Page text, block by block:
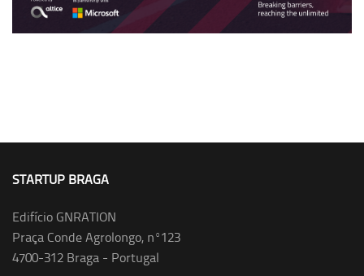
STARTUP BRAGA
Edifício GNRATION
Praça Conde Agrolongo, nº123
4700-312 Braga - Portugal